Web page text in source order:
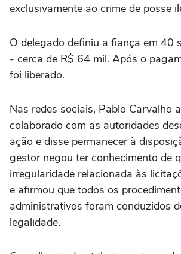
exclusivamente ao crime de posse
O delegado definiu a fiança em 40
- cerca de R$ 64 mil. Após o
foi liberado.
Nas redes sociais, Pablo Carvalho
colaborado com as autoridades
ação e disse permanecer à
gestor negou ter conhecimento de
irregularidade relacionada às
e afirmou que todos os
administrativos foram conduzidos
legalidade.